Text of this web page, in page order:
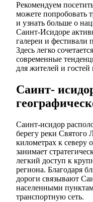
Рекомендуем
можете попробовать
и узнать больше о
Саинт-Исидоре
галереи и фестивали
Здесь легко
современные
для жителей и гостей
Саинт-
Саинт-исидор
берегу реки Святого
километрах к северу
занимает
легкий доступ к
региона. Благодаря
дороги связывают
населенными
транспортную сеть.